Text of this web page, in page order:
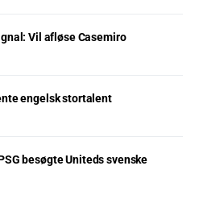
Vil afløse Casemiro
engelsk stortalent
besøgte Uniteds svenske